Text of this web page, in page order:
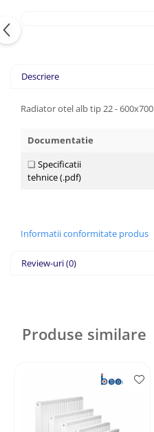
Descriere
Radiator otel alb tip 22 - 600x700
Documentatie
❏ Specificatii
tehnice (.pdf)
Informatii conformitate produs
Review-uri(0)
Produse similare